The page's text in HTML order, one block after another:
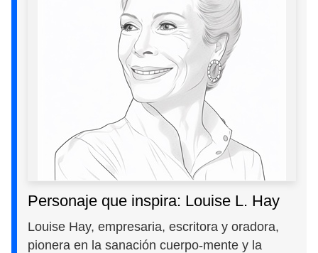
Personaje que inspira: Louise L. Hay
Louise Hay, empresaria, escritora y oradora,
pionera en la sanación cuerpo-mente y la